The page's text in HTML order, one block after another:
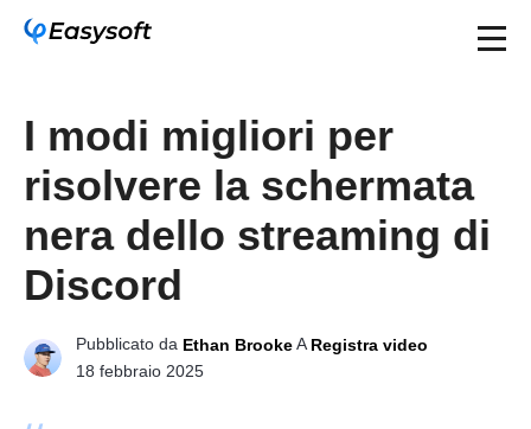
I modi migliori per
risolvere la schermata
nera dello streaming di
Discord
Pubblicato da Ethan BrookeA Registra video
18 febbraio 2025